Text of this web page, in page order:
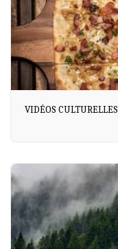
VIDÉOS CULTURELLES